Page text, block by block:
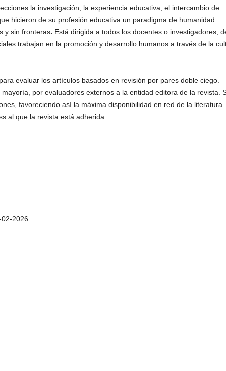
la investigación, la experiencia educativa, el intercambio de
hicieron de su profesión educativa un paradigma de humanidad.
y sin fronteras. Está dirigida a todos los docentes o investigadores,
trabajan en la promoción y desarrollo humanos a través de la
evaluar los artículos basados en revisión por pares doble ciego.
por evaluadores externos a la entidad editora de la revista.
favoreciendo así la máxima disponibilidad en red de la literatura
al que la revista está adherida.
02-2026